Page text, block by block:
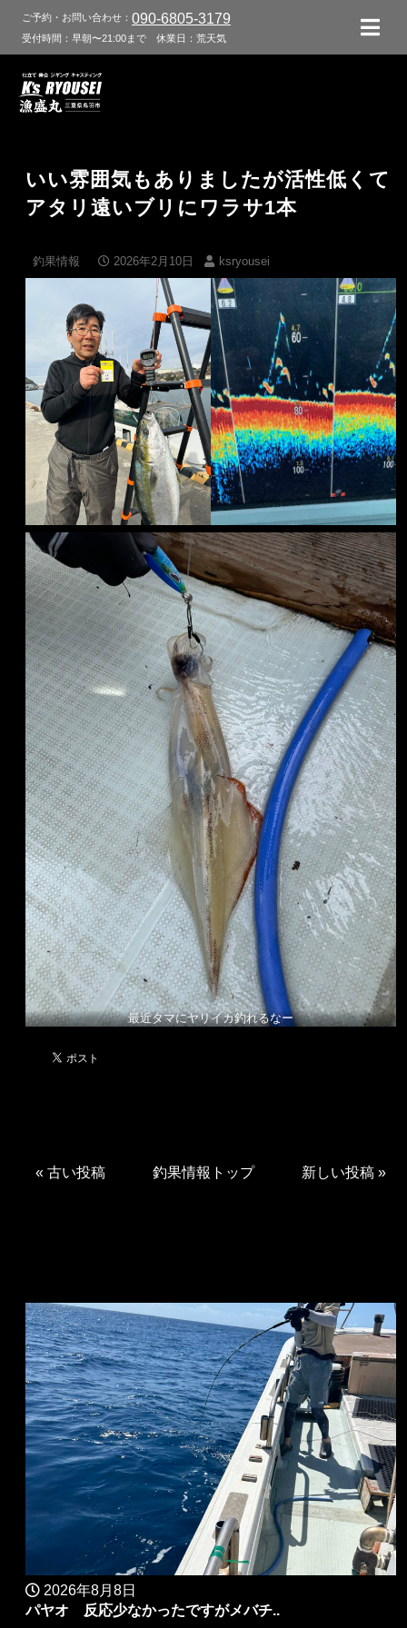
ご予約・お問い合わせ： 090-6805-3179
受付時間：早朝〜21:00まで 休業日：荒天気
いい雰囲気もありましたが活性低くて
アタリ遠いブリにワラサ1本
釣果情報 2026年2月10日 ksryousei
最近タマにヤリイカ釣れるなー
«古い投稿 釣果情報トップ 新しい投稿 »
2026年8月8日
パヤオ 反応少なかったですがメバチ..